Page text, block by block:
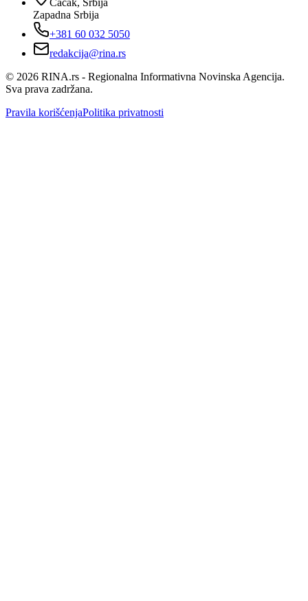
Čačak, Srbija
Zapadna Srbija
+381 60 032 5050
redakcija@rina.rs
© 2026 RINA.rs - Regionalna Informativna Novinska Agencija.
Sva prava zadržana.
Pravila korišćenjaPolitika privatnosti